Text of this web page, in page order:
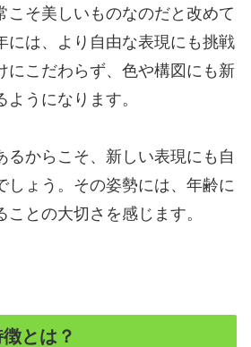
こそ美しいものなのだと改めて
には、より自由な表現にも挑戦
にこだわらず、色や構図にも新
ようになります。
るからこそ、新しい表現にも自
しょう。その姿勢には、年齢に
との大切さを感じます。
とは？